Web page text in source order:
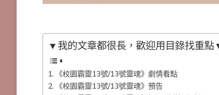
▼我的文章都很長，歡迎用目錄找重
《校園霸靈13號/13號靈魂》劇情看點
《校園霸靈13號/13號靈魂》預告